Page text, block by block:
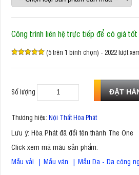
Công trình liên hệ trực tiếp để có giá tốt
(5 trên 1 bình chọn) - 2022 lượt
Số lượng
Thương hiệu: Nội Thất Hòa Phát
Lưu ý: Hòa Phát đã đổi tên thành The One
Click xem mã màu sản phẩm:
Mẫu vải | Mẫu ván | Mẫu Da - Da công